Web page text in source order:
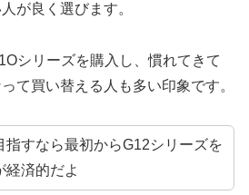
が良く選びます。
シリーズを購入し、慣れてきて
て買い替える人も多い印象です。
指すなら最初からG12シリーズを
経済的だよ